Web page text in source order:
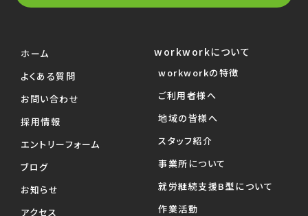
ホーム
よくある質問
お問い合わせ
採用情報
エントリーフォーム
ブログ
お知らせ
アクセス
workworkについて
workworkの特徴
ご利用者様へ
地域の皆様へ
スタッフ紹介
事業所について
就労継続支援B型について
作業活動